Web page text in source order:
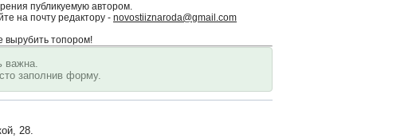
публикуемую автором.
на почту редактору - novostiiznaroda@gmail.com
вырубить топором!
важна.
заполнив форму.
28.